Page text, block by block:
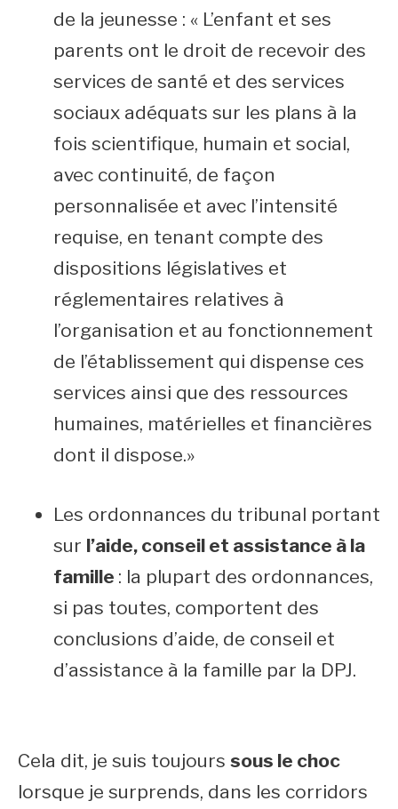
de la jeunesse : « L’enfant et ses
parents ont le droit de recevoir des
services de santé et des services
sociaux adéquats sur les plans à la
fois scientifique, humain et social,
avec continuité, de façon
personnalisée et avec l’intensité
requise, en tenant compte des
dispositions législatives et
réglementaires relatives à
l’organisation et au fonctionnement
de l’établissement qui dispense ces
services ainsi que des ressources
humaines, matérielles et financières
dont il dispose.»
Les ordonnances du tribunal portant
sur l’aide, conseil et assistance à la
famille : la plupart des ordonnances,
si pas toutes, comportent des
conclusions d’aide, de conseil et
d’assistance à la famille par la DPJ.
Cela dit, je suis toujours sous le choc
lorsque je surprends, dans les corridors